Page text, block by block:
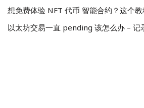
想免费体验 NFT 代币 智能合约？这个
以太坊交易一直 pending 该怎么办 – 记